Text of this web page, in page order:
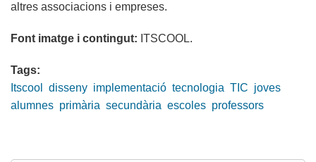
altres associacions i empreses.
Font imatge i contingut: ITSCOOL.
Tags:
Itscool
disseny implementació tecnologia TIC joves
alumnes primària secundària escoles professors